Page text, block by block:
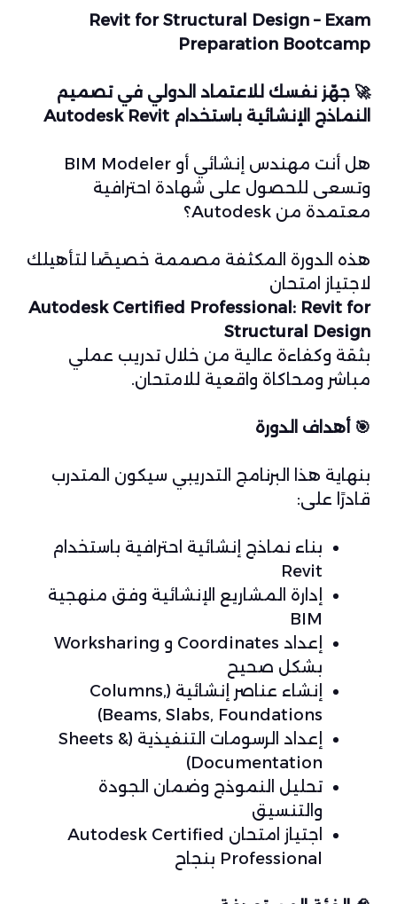
Revit for Structural Design – Exam
Preparation Bootcamp
🚀 جهّز نفسك للاعتماد الدولي في تصميم
النماذج الإنشائية باستخدام Autodesk Revit
هل أنت مهندس إنشائي أو BIM Modeler
وتسعى للحصول على شهادة احترافية
معتمدة من Autodesk؟
هذه الدورة المكثفة مصممة خصيصًا لتأهيلك
لاجتياز امتحان
Autodesk Certified Professional: Revit for
Structural Design
بثقة وكفاءة عالية من خلال تدريب عملي
مباشر ومحاكاة واقعية للامتحان.
🎯 أهداف الدورة
بنهاية هذا البرنامج التدريبي سيكون المتدرب
قادرًا على:
بناء نماذج إنشائية احترافية باستخدام
Revit
إدارة المشاريع الإنشائية وفق منهجية
BIM
إعداد Coordinates و Worksharing
بشكل صحيح
إنشاء عناصر إنشائية (Columns,
Beams, Slabs, Foundations)
إعداد الرسومات التنفيذية (Sheets &
Documentation)
تحليل النموذج وضمان الجودة
والتنسيق
اجتياز امتحان Autodesk Certified
Professional بنجاح